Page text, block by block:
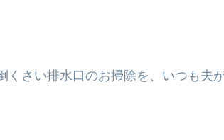
くさい排水口のお掃除を、いつも夫